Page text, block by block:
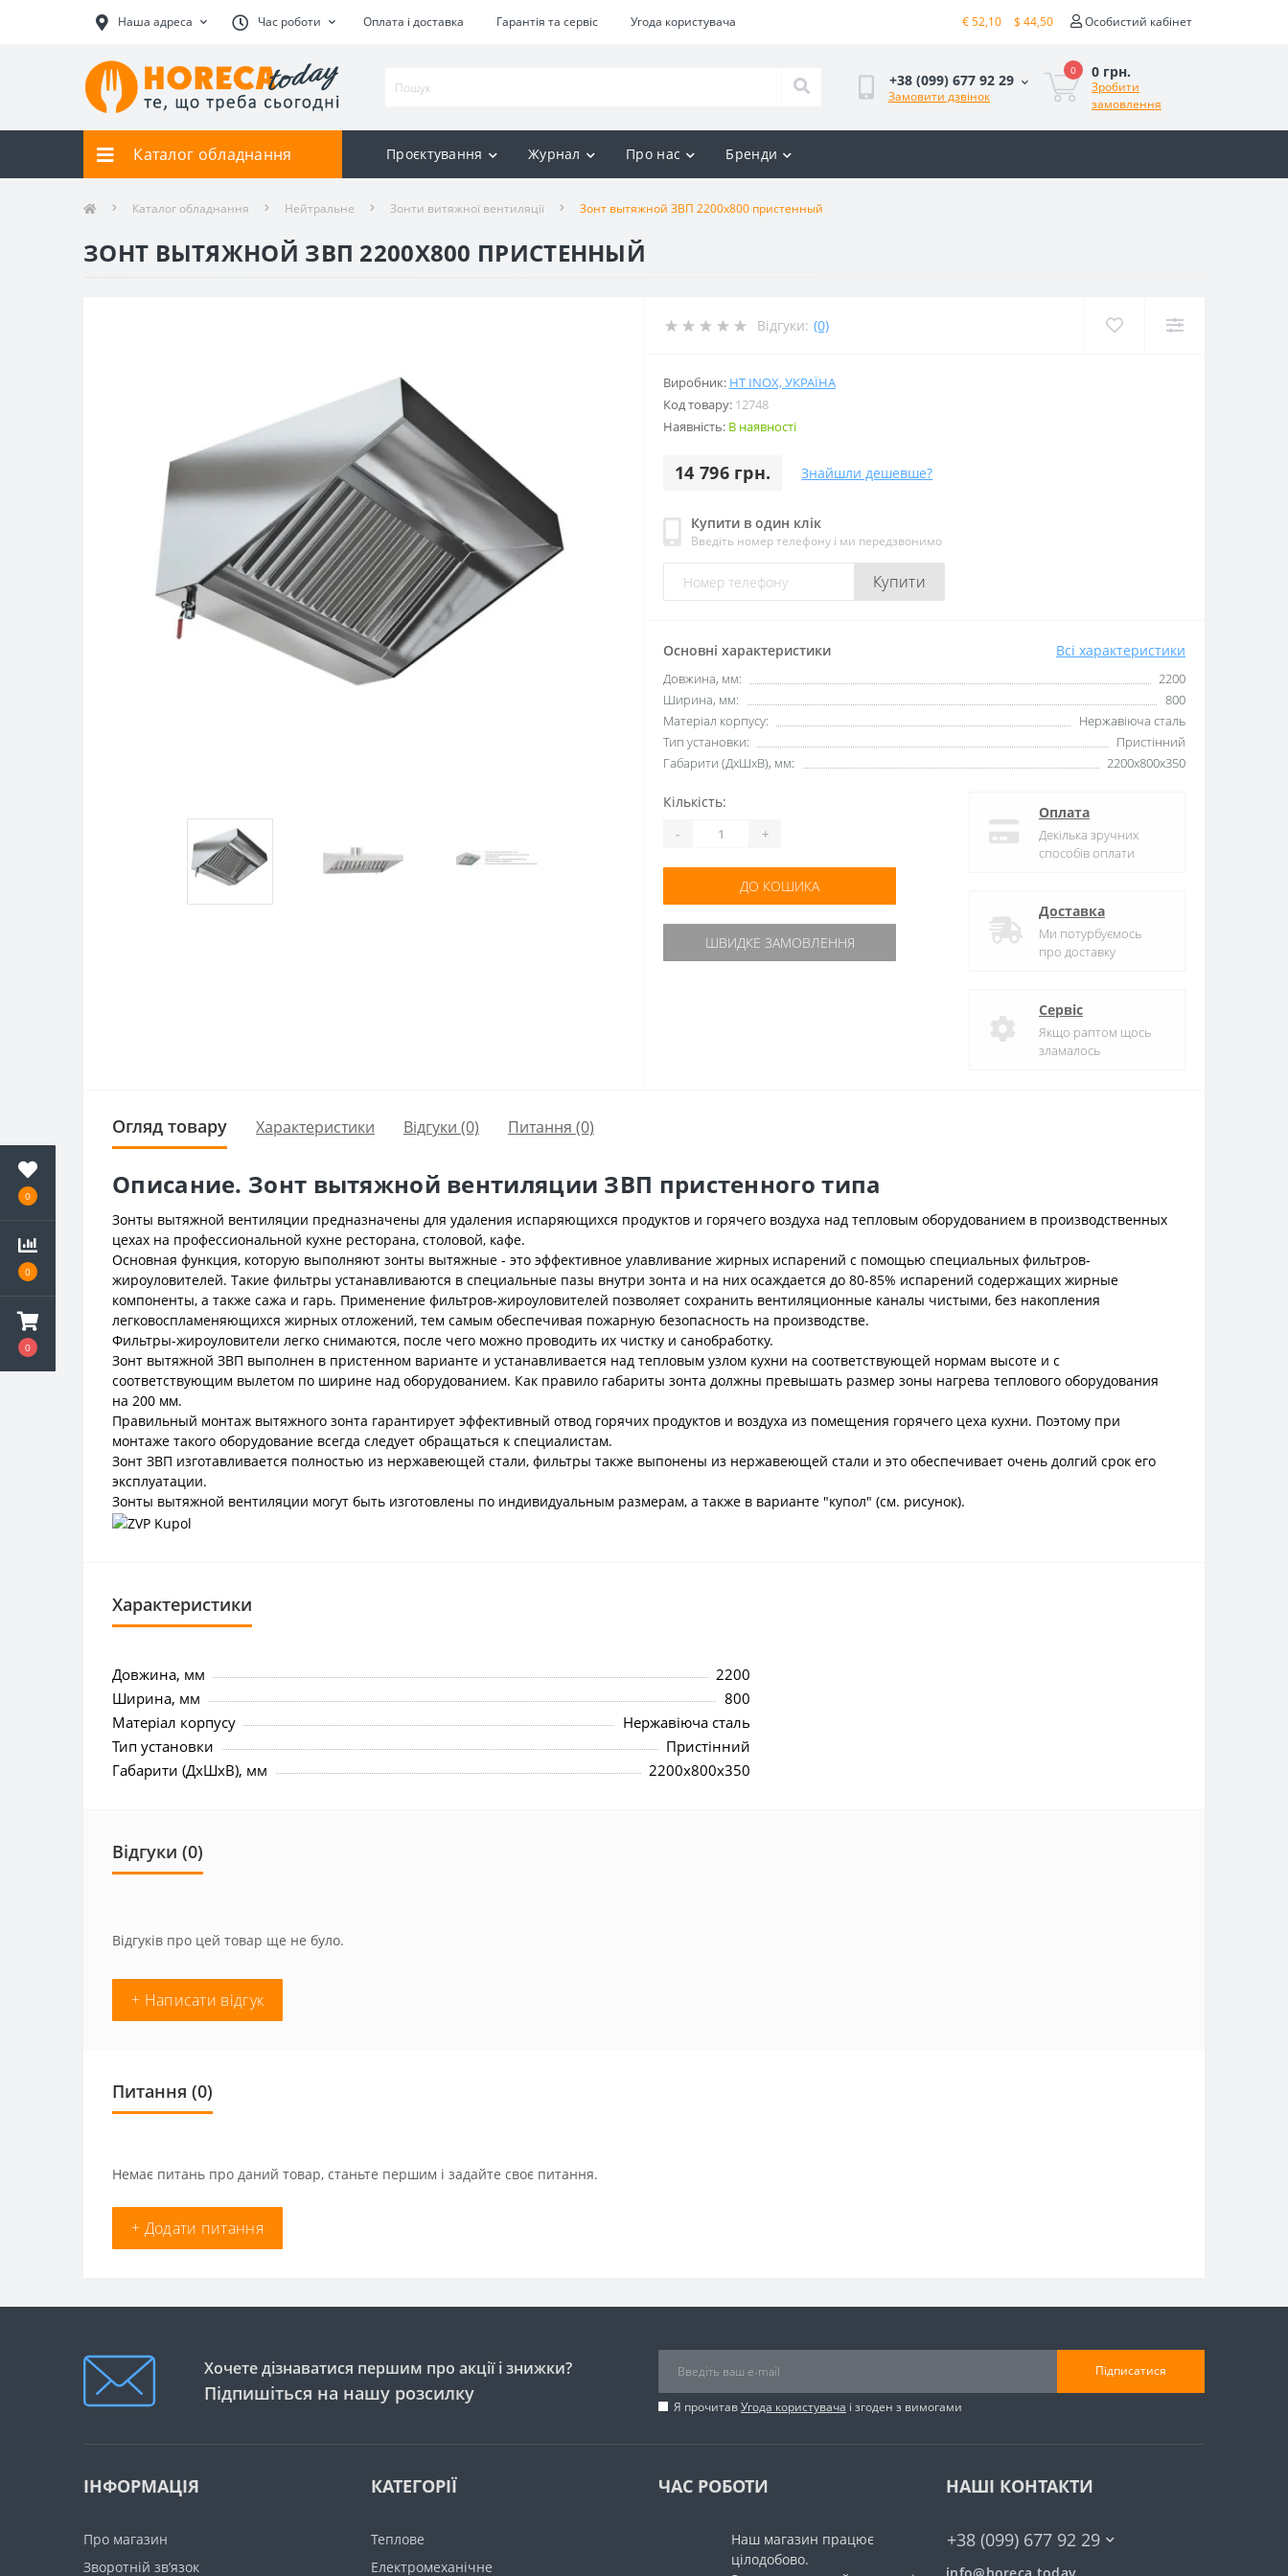
0
0
0
Наша адреса Час роботи Оплата і доставка Гарантія та сервіс Угода користувача € 52,10 $ 44,50 Особистий кабінет
+38 (099) 677 92 29
Замовити дзвінок
0 0 грн.
Зробити
замовлення
Каталог обладнання Проєктування Журнал Про нас Бренди
Каталог обладнання Нейтральне Зонти витяжної вентиляції Зонт вытяжной ЗВП 2200x800 пристенный
ЗОНТ ВЫТЯЖНОЙ ЗВП 2200X800 ПРИСТЕННЫЙ
Відгуки: (0)
Виробник: HT INOX, УКРАЇНА
Код товару: 12748
Наявність: В наявності
14 796 грн. Знайшли дешевше?
Купити в один клік
Введіть номер телефону і ми передзвонимо
Купити
Основні характеристики Всі характеристики
Довжина, мм:
2200
Ширина, мм:
800
Матеріал корпусу:
Нержавіюча сталь
Тип установки:
Пристінний
Габарити (ДхШхВ), мм:
2200x800x350
Кількість:
- +
ДО КОШИКА
ШВИДКЕ ЗАМОВЛЕННЯ
Оплата
Декілька зручних
способів оплати
Доставка
Ми потурбуємось
про доставку
Сервіс
Якщо раптом щось
зламалось
Огляд товару Характеристики Відгуки (0) Питання (0)
Описание. Зонт вытяжной вентиляции ЗВП пристенного типа
Зонты вытяжной вентиляции предназначены для удаления испаряющихся продуктов и горячего воздуха над тепловым оборудованием в производственных
цехах на профессиональной кухне ресторана, столовой, кафе.
Основная функция, которую выполняют зонты вытяжные - это эффективное улавливание жирных испарений с помощью специальных фильтров-
жироуловителей. Такие фильтры устанавливаются в специальные пазы внутри зонта и на них осаждается до 80-85% испарений содержащих жирные
компоненты, а также сажа и гарь. Применение фильтров-жироуловителей позволяет сохранить вентиляционные каналы чистыми, без накопления
легковоспламеняющихся жирных отложений, тем самым обеспечивая пожарную безопасность на производстве.
Фильтры-жироуловители легко снимаются, после чего можно проводить их чистку и санобработку.
Зонт вытяжной ЗВП выполнен в пристенном варианте и устанавливается над тепловым узлом кухни на соответствующей нормам высоте и с
соответствующим вылетом по ширине над оборудованием. Как правило габариты зонта должны превышать размер зоны нагрева теплового оборудования
на 200 мм.
Правильный монтаж вытяжного зонта гарантирует эффективный отвод горячих продуктов и воздуха из помещения горячего цеха кухни. Поэтому при
монтаже такого оборудование всегда следует обращаться к специалистам.
Зонт ЗВП изготавливается полностью из нержавеющей стали, фильтры также выпонены из нержавеющей стали и это обеспечивает очень долгий срок его
эксплуатации.
Зонты вытяжной вентиляции могут быть изготовлены по индивидуальным размерам, а также в варианте "купол" (см. рисунок).
Характеристики
Довжина, мм
2200
Ширина, мм
800
Матеріал корпусу
Нержавіюча сталь
Тип установки
Пристінний
Габарити (ДхШхВ), мм
2200x800x350
Відгуки (0)
Відгуків про цей товар ще не було.
+ Написати відгук
Питання (0)
Немає питань про даний товар, станьте першим і задайте своє питання.
+ Додати питання
Хочете дізнаватися першим про акції і знижки?
Підпишіться на нашу розсилку
Підписатися
Я прочитавУгода користувача і згоден з вимогами
ІНФОРМАЦІЯ
Про магазин
Зворотній зв’язок
КАТЕГОРІЇ
Теплове
Електромеханічне
ЧАС РОБОТИ
Наш магазин працює
цілодобово.
НАШІ КОНТАКТИ
+38 (099) 677 92 29